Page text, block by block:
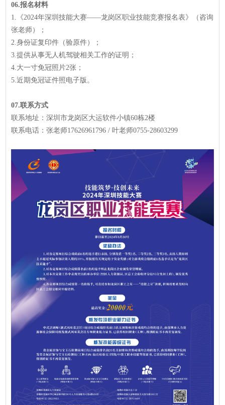
06.报名材料
1.《2024年深圳技能大赛——龙岗区职业技能竞赛报名表》（咨询
张老师）；
2.身份证复印件（验原件）；
3.提供从事无人机驾驶相关工作的证明；
4.大一寸免冠照片2张；
5.近期免冠证件照电子版。
07.联系方式
联系地址：深圳市龙岗区大运软件小镇60栋2楼
联系电话：张老师17626961796 / 叶老师0755-28603299